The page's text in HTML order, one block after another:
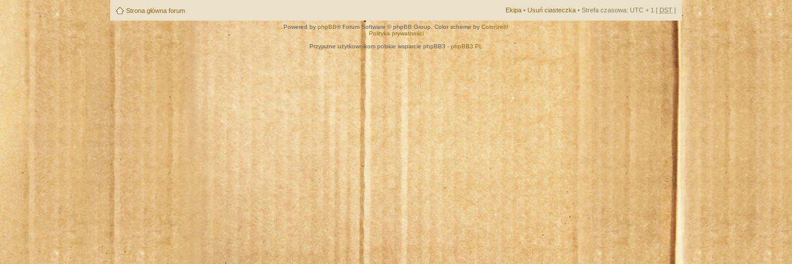
Strona główna forum Ekipa • Usuń ciasteczka • Strefa czasowa: UTC + 1 [ DST ]
Powered by phpBB® Forum Software © phpBB Group. Color scheme by ColorizeIt!
Polityka prywatności
Przyjazne użytkownikom polskie wsparcie phpBB3 - phpBB3.PL